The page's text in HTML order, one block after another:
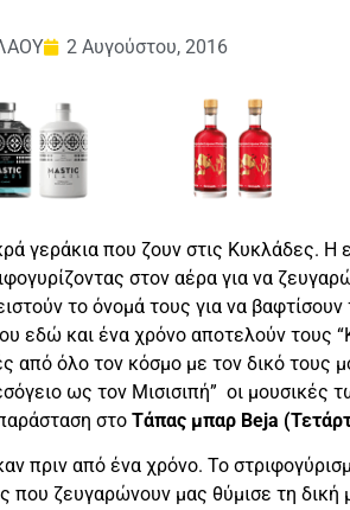
2 Αυγούστου, 2016
γεράκια που ζουν στις Κυκλάδες.
στον αέρα για να
το όνομά τους για να
εδώ και ένα χρόνο αποτελούν τους
από όλο τον κόσμο με τον δικό τους
ως τον Μισισιπή” οι μουσικές
στο Τάπας μπαρ Beja
πριν από ένα χρόνο. Το
που ζευγαρώνουν μας θύμισε τη δική